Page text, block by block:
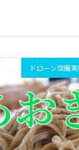
ドローン空撮実